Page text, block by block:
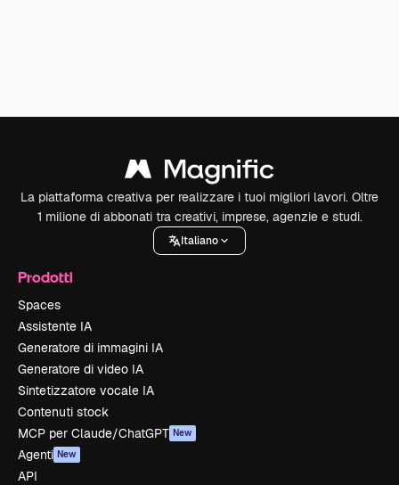
La piattaforma creativa per realizzare i tuoi migliori lavori. Oltre
1 milione di abbonati tra creativi, imprese, agenzie e studi.
Italiano
Prodotti
Spaces
Assistente IA
Generatore di immagini IA
Generatore di video IA
Sintetizzatore vocale IA
Contenuti stock
MCP per Claude/ChatGPT New
Agenti New
API